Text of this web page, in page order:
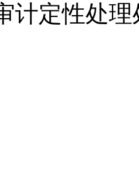
计定性处